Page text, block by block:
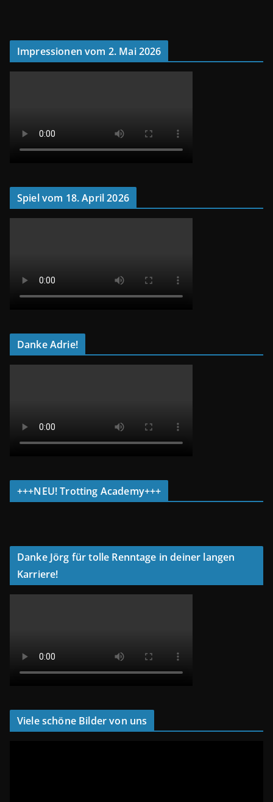
Impressionen vom 2. Mai 2026
Spiel vom 18. April 2026
Danke Adrie!
+++NEU! Trotting Academy+++
Danke Jörg für tolle Renntage in deiner langen
Karriere!
Viele schöne Bilder von uns